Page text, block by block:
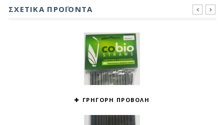
ΣΧΕΤΙΚΆ ΠΡΟΪΌΝΤΑ
ΓΡΗΓΟΡΗ ΠΡΟΒΟΛΗ
prev next